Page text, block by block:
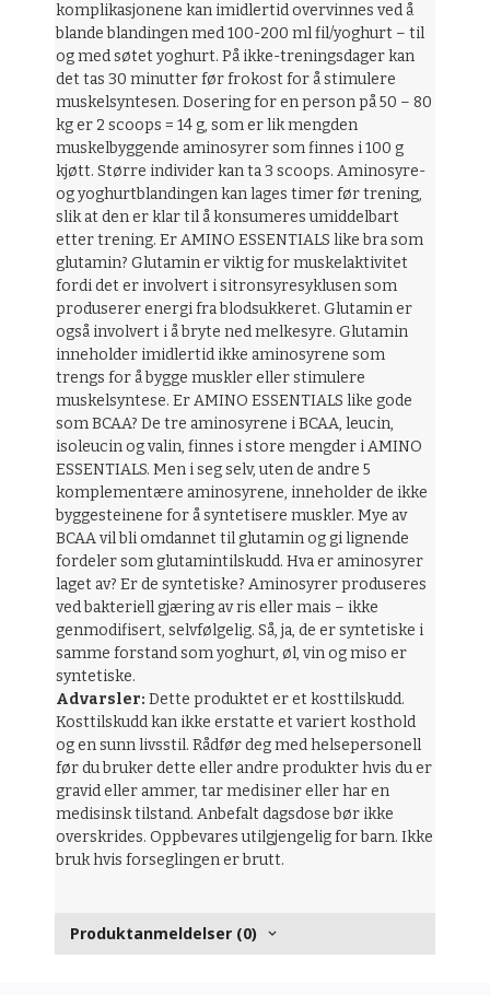
komplikasjonene kan imidlertid overvinnes ved å
blande blandingen med 100-200 ml fil/yoghurt – til
og med søtet yoghurt. På ikke-treningsdager kan
det tas 30 minutter før frokost for å stimulere
muskelsyntesen. Dosering for en person på 50 – 80
kg er 2 scoops = 14 g, som er lik mengden
muskelbyggende aminosyrer som finnes i 100 g
kjøtt. Større individer kan ta 3 scoops. Aminosyre-
og yoghurtblandingen kan lages timer før trening,
slik at den er klar til å konsumeres umiddelbart
etter trening. Er AMINO ESSENTIALS like bra som
glutamin? Glutamin er viktig for muskelaktivitet
fordi det er involvert i sitronsyresyklusen som
produserer energi fra blodsukkeret. Glutamin er
også involvert i å bryte ned melkesyre. Glutamin
inneholder imidlertid ikke aminosyrene som
trengs for å bygge muskler eller stimulere
muskelsyntese. Er AMINO ESSENTIALS like gode
som BCAA? De tre aminosyrene i BCAA, leucin,
isoleucin og valin, finnes i store mengder i AMINO
ESSENTIALS. Men i seg selv, uten de andre 5
komplementære aminosyrene, inneholder de ikke
byggesteinene for å syntetisere muskler. Mye av
BCAA vil bli omdannet til glutamin og gi lignende
fordeler som glutamintilskudd. Hva er aminosyrer
laget av? Er de syntetiske? Aminosyrer produseres
ved bakteriell gjæring av ris eller mais – ikke
genmodifisert, selvfølgelig. Så, ja, de er syntetiske i
samme forstand som yoghurt, øl, vin og miso er
syntetiske.
Advarsler:Dette produktet er et kosttilskudd.
Kosttilskudd kan ikke erstatte et variert kosthold
og en sunn livsstil. Rådfør deg med helsepersonell
før du bruker dette eller andre produkter hvis du er
gravid eller ammer, tar medisiner eller har en
medisinsk tilstand. Anbefalt dagsdose bør ikke
overskrides. Oppbevares utilgjengelig for barn. Ikke
bruk hvis forseglingen er brutt.
Produktanmeldelser (0)